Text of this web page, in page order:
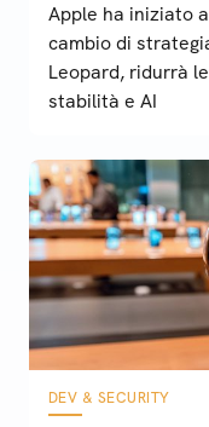
Apple ha iniziato
cambio di
Leopard, ridurrà
stabilità e AI
DEV & SECURITY